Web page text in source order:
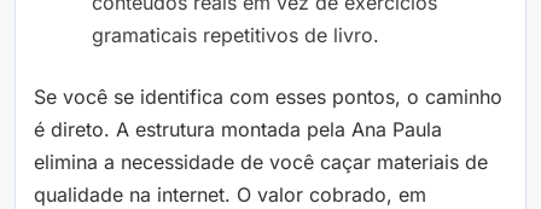
gramaticais repetitivos de livro.
Se você se identifica com esses pontos, o caminho
é direto. A estrutura montada pela Ana Paula
elimina a necessidade de você caçar materiais de
qualidade na internet. O valor cobrado, em